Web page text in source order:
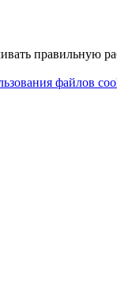
правильную
файлов